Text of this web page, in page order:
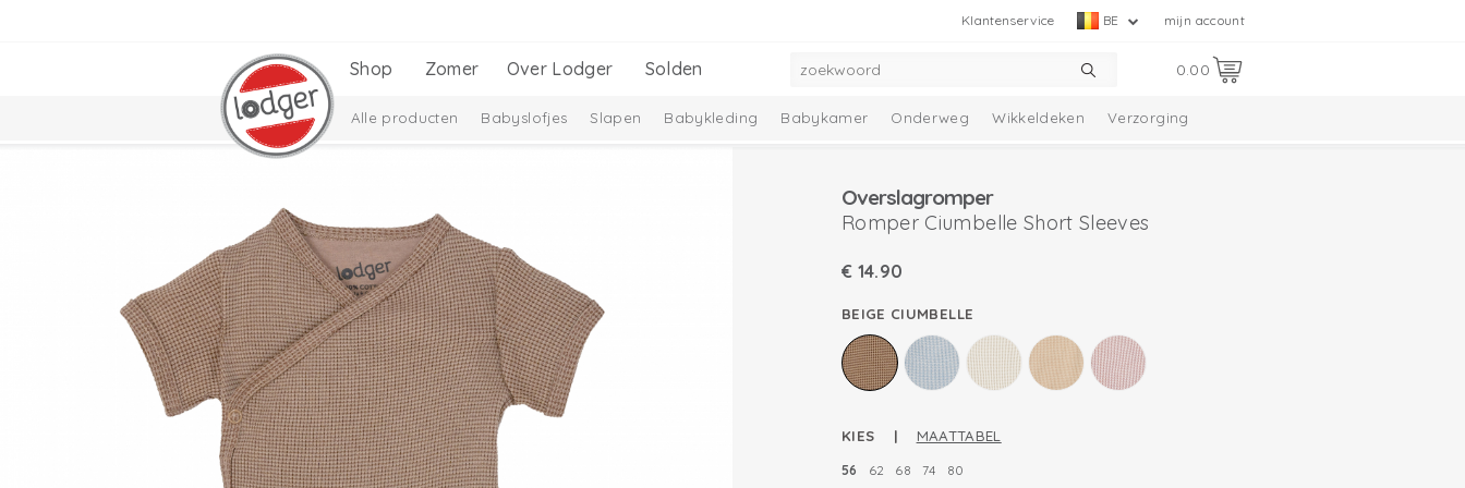
mijn account
BE
Klantenservice
0.00
Shop Zomer Over Lodger Solden
Alle producten Babyslofjes Slapen Babykleding Babykamer Onderweg Wikkeldeken Verzorging
Overslagromper
Romper Ciumbelle Short Sleeves
€ 14.90
BEIGE CIUMBELLE
KIES | MAATTABEL
56 62 68 74 80